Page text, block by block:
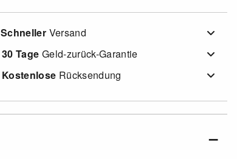
Schneller Versand
30 Tage Geld-zurück-Garantie
Kostenlose Rücksendung